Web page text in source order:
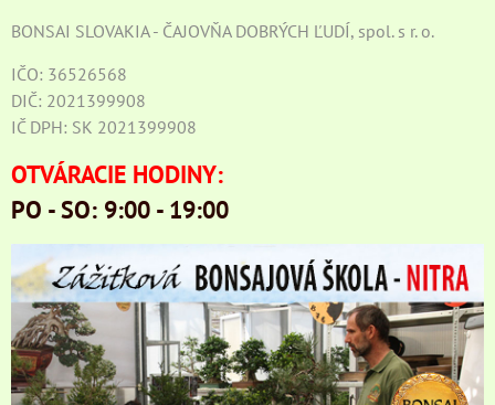
BONSAI SLOVAKIA - ČAJOVŇA DOBRÝCH ĽUDÍ, spol. s r. o.
IČO: 36526568
DIČ: 2021399908
IČ DPH: SK 2021399908
OTVÁRACIE HODINY:
PO - SO: 9:00 - 19:00